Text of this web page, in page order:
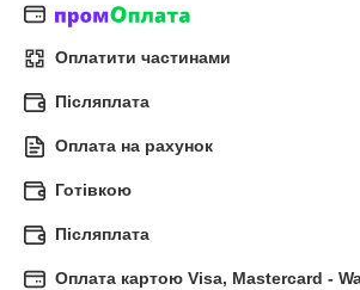
Оплатити частинами
Післяплата
Оплата на рахунок
Готівкою
Післяплата
Оплата картою Visa, Mastercard -